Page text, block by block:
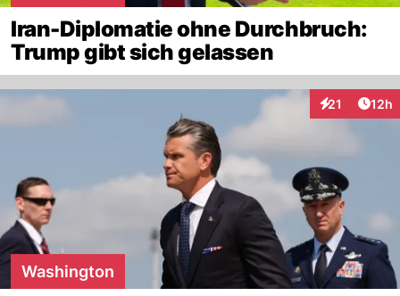
Iran-Diplomatie ohne Durchbruch:
Trump gibt sich gelassen
21
Interaktionen
12h
Washington